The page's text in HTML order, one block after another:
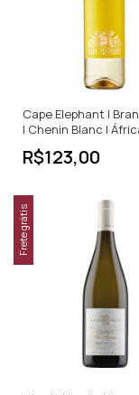
Cape Elephant |
| Chenin Blanc |
R$123,00
Frete grátis